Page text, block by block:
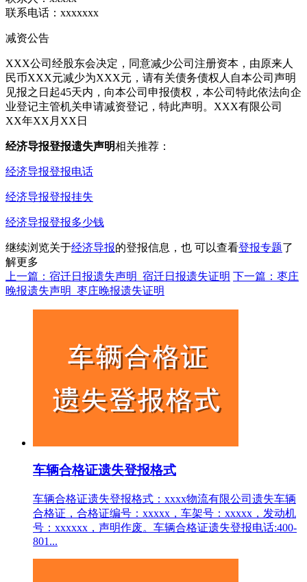
联系电话：xxxxxxx
减资公告
XXX公司经股东会决定，同意减少公司注册资本，由原来人
民币XXX元减少为XXX元，请有关债务债权人自本公司声明
见报之日起45天内，向本公司申报债权，本公司特此依法向企
业登记主管机关申请减资登记，特此声明。XXX有限公司
XX年XX月XX日
经济导报登报遗失声明相关推荐：
经济导报登报电话
经济导报登报挂失
经济导报登报多少钱
继续浏览关于经济导报的登报信息，也 可以查看登报专题了
解更多
上一篇：宿迁日报遗失声明_宿迁日报遗失证明 下一篇：枣庄
晚报遗失声明_枣庄晚报遗失证明
车辆合格证遗失登报格式
车辆合格证遗失登报格式：xxxx物流有限公司遗失车辆
合格证，合格证编号：xxxxx，车架号：xxxxx，发动机
号：xxxxxx，声明作废。车辆合格证遗失登报电话:400-
801...